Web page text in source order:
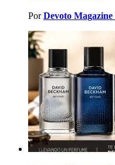
Por Devoto Magazine